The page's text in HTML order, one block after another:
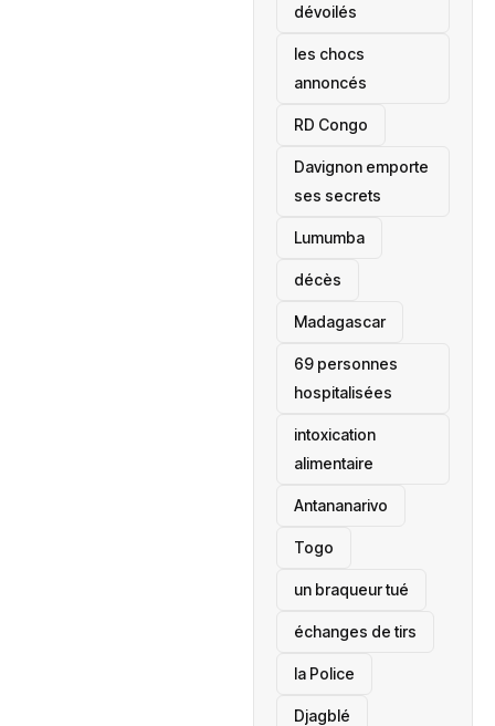
dévoilés
les chocs
annoncés
‎RD Congo
Davignon emporte
ses secrets
Lumumba
décès
‎Madagascar
69 personnes
hospitalisées
intoxication
alimentaire
Antananarivo
‎Togo
un braqueur tué
échanges de tirs
la Police
Djagblé